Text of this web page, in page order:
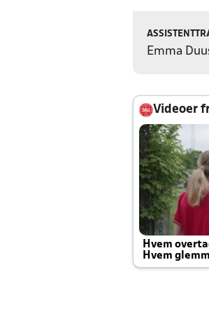
Emma
Videoer
Hvem
Hvem
Joachim